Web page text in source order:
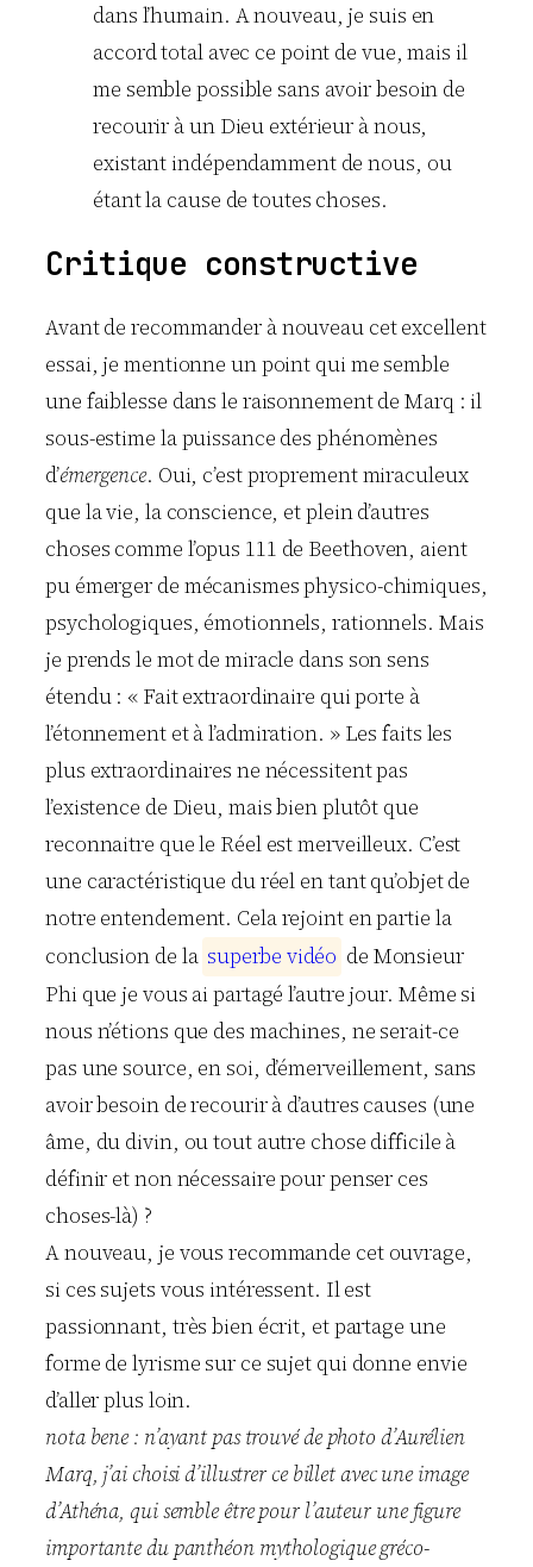
dans l’humain. A nouveau, je suis en
accord total avec ce point de vue, mais il
me semble possible sans avoir besoin de
recourir à un Dieu extérieur à nous,
existant indépendamment de nous, ou
étant la cause de toutes choses.
Critique constructive
Avant de recommander à nouveau cet excellent
essai, je mentionne un point qui me semble
une faiblesse dans le raisonnement de Marq : il
sous-estime la puissance des phénomènes
d’émergence. Oui, c’est proprement miraculeux
que la vie, la conscience, et plein d’autres
choses comme l’opus 111 de Beethoven, aient
pu émerger de mécanismes physico-chimiques,
psychologiques, émotionnels, rationnels. Mais
je prends le mot de miracle dans son sens
étendu : « Fait extraordinaire qui porte à
l’étonnement et à l’admiration. » Les faits les
plus extraordinaires ne nécessitent pas
l’existence de Dieu, mais bien plutôt que
reconnaitre que le Réel est merveilleux. C’est
une caractéristique du réel en tant qu’objet de
notre entendement. Cela rejoint en partie la
conclusion de la superbe vidéo de Monsieur
Phi que je vous ai partagé l’autre jour. Même si
nous n’étions que des machines, ne serait-ce
pas une source, en soi, d’émerveillement, sans
avoir besoin de recourir à d’autres causes (une
âme, du divin, ou tout autre chose difficile à
définir et non nécessaire pour penser ces
choses-là) ?
A nouveau, je vous recommande cet ouvrage,
si ces sujets vous intéressent. Il est
passionnant, très bien écrit, et partage une
forme de lyrisme sur ce sujet qui donne envie
d’aller plus loin.
nota bene : n’ayant pas trouvé de photo d’Aurélien
Marq, j’ai choisi d’illustrer ce billet avec une image
d’Athéna, qui semble être pour l’auteur une figure
importante du panthéon mythologique gréco-